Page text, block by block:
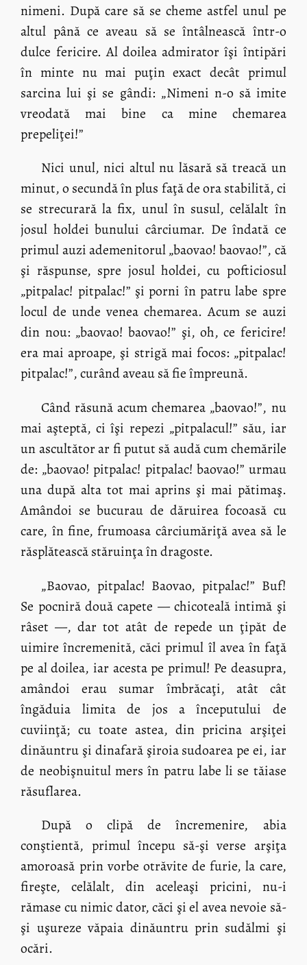
nimeni. După care să se cheme astfel unul pe
altul până ce aveau să se întâlnească într-o
dulce fericire. Al doilea admirator îşi întipări
în minte nu mai puţin exact decât primul
sarcina lui şi se gândi: „Nimeni n-o să imite
vreodată mai bine ca mine chemarea
prepeliţei!”
Nici unul, nici altul nu lăsară să treacă un
minut, o secundă în plus faţă de ora stabilită, ci
se strecurară la fix, unul în susul, celălalt în
josul holdei bunului cârciumar. De îndată ce
primul auzi ademenitorul „baovao! baovao!”, că
şi răspunse, spre josul holdei, cu pofticiosul
„pitpalac! pitpalac!” şi porni în patru labe spre
locul de unde venea chemarea. Acum se auzi
din nou: „baovao! baovao!” şi, oh, ce fericire!
era mai aproape, şi strigă mai focos: „pitpalac!
pitpalac!”, curând aveau să fie împreună.
Când răsună acum chemarea „baovao!”, nu
mai aşteptă, ci îşi repezi „pitpalacul!” său, iar
un ascultător ar fi putut să audă cum chemările
de: „baovao! pitpalac! pitpalac! baovao!” urmau
una după alta tot mai aprins şi mai pătimaş.
Amândoi se bucurau de dăruirea focoasă cu
care, în fine, frumoasa cârciumăriţă avea să le
răsplătească stăruinţa în dragoste.
„Baovao, pitpalac! Baovao, pitpalac!” Buf!
Se pocniră două capete — chicoteală intimă şi
râset —, dar tot atât de repede un ţipăt de
uimire încremenită, căci primul îl avea în faţă
pe al doilea, iar acesta pe primul! Pe deasupra,
amândoi erau sumar îmbrăcaţi, atât cât
îngăduia limita de jos a începutului de
cuviinţă; cu toate astea, din pricina arşiţei
dinăuntru şi dinafară şiroia sudoarea pe ei, iar
de neobişnuitul mers în patru labe li se tăiase
răsuflarea.
După o clipă de încremenire, abia
conştientă, primul începu să-şi verse arşiţa
amoroasă prin vorbe otrăvite de furie, la care,
fireşte, celălalt, din aceleaşi pricini, nu-i
rămase cu nimic dator, căci şi el avea nevoie să-
şi uşureze văpaia dinăuntru prin sudălmi şi
ocări.